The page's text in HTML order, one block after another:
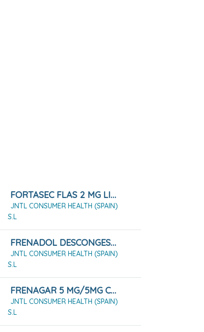
FORTASEC FLAS 2 MG LIOFILIZADO ORAL, 12 LIOFILIZADOS
JNTL CONSUMER HEALTH (SPAIN)
S.L
FRENADOL DESCONGESTIVO CÁPSULAS DURAS 16 CÁPSULAS
JNTL CONSUMER HEALTH (SPAIN)
S.L
FRENAGAR 5 MG/5MG COMPRIMIDOS PARA CHUPAR , 20 COMPRIMIDOS
JNTL CONSUMER HEALTH (SPAIN)
S.L